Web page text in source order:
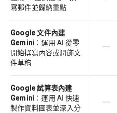
寫郵件並歸納重點
Google 文件內建
Gemini ：運用 AI 從零
開始撰寫內容或潤飾文
件草稿
這
horizontal_rule
Google 試算表內建
Gemini ：運用 AI 快速
製作資料圖表並深入分
這
horizontal_rule